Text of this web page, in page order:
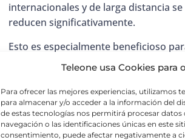
Teleone usa Cookies para
Para ofrecer las mejores experiencias, utilizamos
para almacenar y/o acceder a la información del
de estas tecnologías nos permitirá procesar
navegación o las identificaciones únicas en este
consentimiento, puede afectar negativamente a
internacionales y de larga distancia se
reducen significativamente.
Esto es especialmente beneficioso
empresas que tienen operaciones